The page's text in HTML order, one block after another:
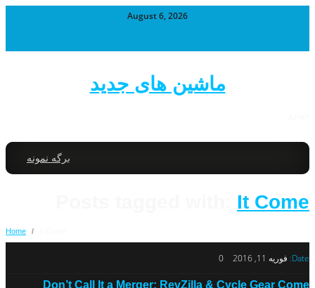
August 6, 2026
ماشین های جدید
برگه نمونه
It Come
Home /
Date: فوریه 11, 2016 0
Don’t Call It a Merger: RevZilla & Cycle Gear Come